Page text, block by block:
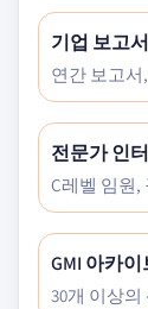
기업 보고서
연간 보고
전문가 인
C레벨 임원,
GMI 아카이
30개 이상의